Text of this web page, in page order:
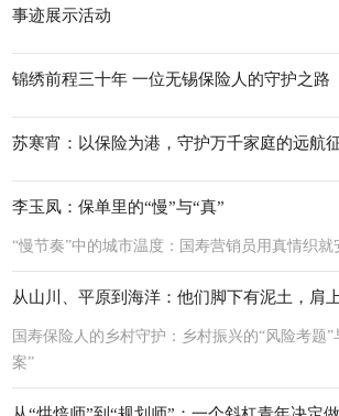
事迹展示活动
锦绣前程三十年 一位无锡保险人的守护之路
苏寒宵：以保险为港，守护万千家庭的远航
李玉凤：保单里的“慢”与“真”
“慢节奏”中的城市温度：国寿营销员用真情织就
从山川、平原到海洋：他们脚下有泥土，肩
国寿保险人的乡村守护：乡村振兴的“风险考题”
案”